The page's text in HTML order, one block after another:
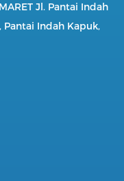
Jl. Pantai Indah
Pantai Indah Kapuk,